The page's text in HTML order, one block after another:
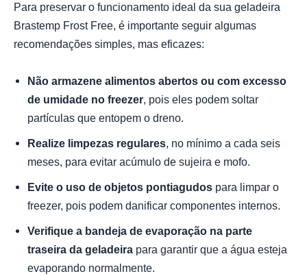
Para preservar o funcionamento ideal da sua geladeira
Brastemp Frost Free, é importante seguir algumas
recomendações simples, mas eficazes:
Não armazene alimentos abertos ou com excesso
de umidade no freezer, pois eles podem soltar
partículas que entopem o dreno.
Realize limpezas regulares, no mínimo a cada seis
meses, para evitar acúmulo de sujeira e mofo.
Evite o uso de objetos pontiagudos para limpar o
freezer, pois podem danificar componentes internos.
Verifique a bandeja de evaporação na parte
traseira da geladeira para garantir que a água esteja
evaporando normalmente.